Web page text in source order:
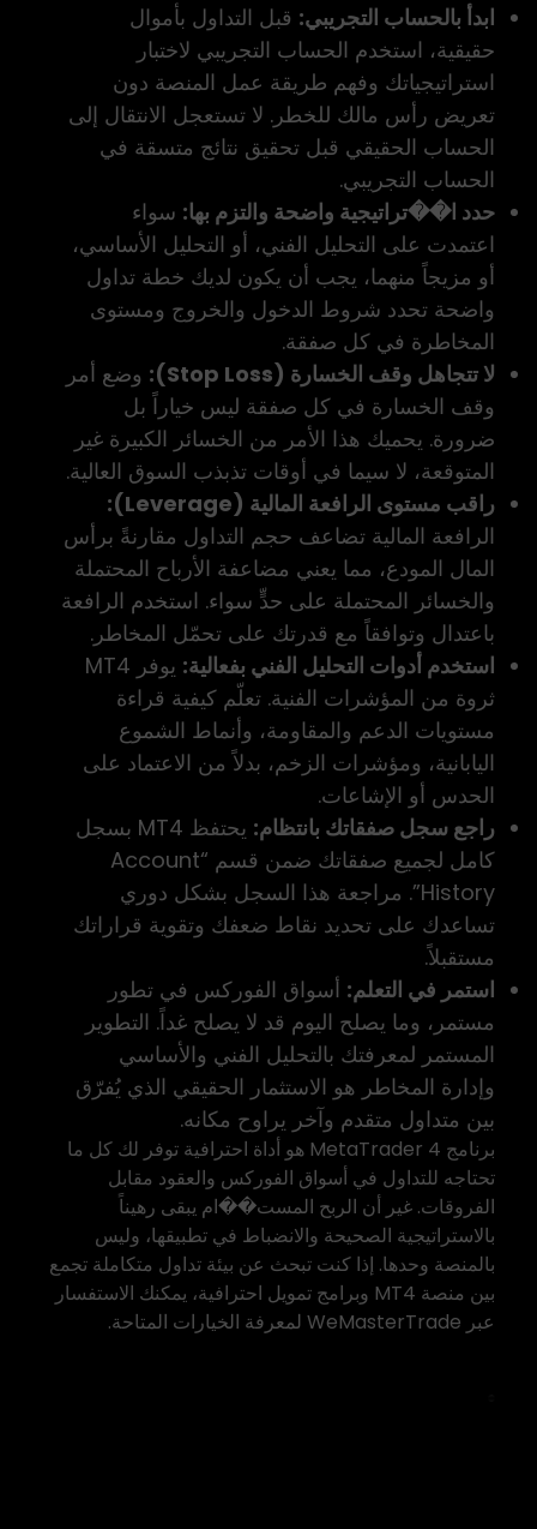
ابدأ بالحساب التجريبي: قبل التداول بأموال
حقيقية، استخدم الحساب التجريبي لاختبار
استراتيجياتك وفهم طريقة عمل المنصة دون
تعريض رأس مالك للخطر. لا تستعجل الانتقال إلى
الحساب الحقيقي قبل تحقيق نتائج متسقة في
الحساب التجريبي.
حدد ا��تراتيجية واضحة والتزم بها: سواء
اعتمدت على التحليل الفني، أو التحليل الأساسي،
أو مزيجاً منهما، يجب أن يكون لديك خطة تداول
واضحة تحدد شروط الدخول والخروج ومستوى
المخاطرة في كل صفقة.
لا تتجاهل وقف الخسارة (Stop Loss):
وضع أمر
وقف الخسارة في كل صفقة ليس خياراً بل
ضرورة. يحميك هذا الأمر من الخسائر الكبيرة غير
المتوقعة، لا سيما في أوقات تذبذب السوق العالية.
راقب مستوى الرافعة المالية (Leverage):
الرافعة المالية تضاعف حجم التداول مقارنةً برأس
المال المودع، مما يعني مضاعفة الأرباح المحتملة
والخسائر المحتملة على حدٍّ سواء. استخدم الرافعة
باعتدال وتوافقاً مع قدرتك على تحمّل المخاطر.
استخدم أدوات التحليل الفني بفعالية:
يوفر MT4
ثروة من المؤشرات الفنية. تعلّم كيفية قراءة
مستويات الدعم والمقاومة، وأنماط الشموع
اليابانية، ومؤشرات الزخم، بدلاً من الاعتماد على
الحدس أو الإشاعات.
راجع سجل صفقاتك بانتظام:
يحتفظ MT4 بسجل
كامل لجميع صفقاتك ضمن قسم “Account
History”. مراجعة هذا السجل بشكل دوري
تساعدك على تحديد نقاط ضعفك وتقوية قراراتك
مستقبلاً.
استمر في التعلم: أسواق الفوركس في تطور
مستمر، وما يصلح اليوم قد لا يصلح غداً. التطوير
المستمر لمعرفتك بالتحليل الفني والأساسي
وإدارة المخاطر هو الاستثمار الحقيقي الذي يُفرّق
بين متداول متقدم وآخر يراوح مكانه.
برنامج MetaTrader 4 هو أداة احترافية توفر لك كل ما
تحتاجه للتداول في أسواق الفوركس والعقود مقابل
الفروقات. غير أن الربح المست��ام يبقى رهيناً
بالاستراتيجية الصحيحة والانضباط في تطبيقها، وليس
بالمنصة وحدها. إذا كنت تبحث عن بيئة تداول متكاملة تجمع
بين منصة MT4 وبرامج تمويل احترافية، يمكنك الاستفسار
عبر WeMasterTrade لمعرفة الخيارات المتاحة.